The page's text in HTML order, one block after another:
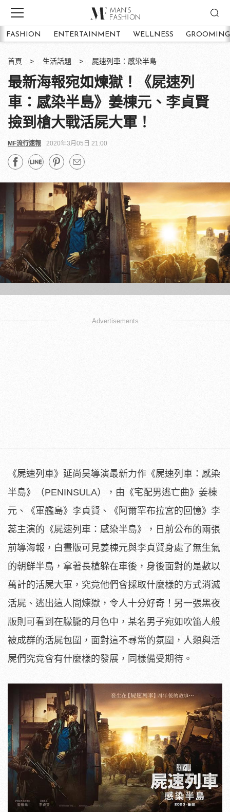
FASHION ENTERTAINMENT WELLNESS GROOMING
首頁 生活話題 屍速列車：感染半島
最新海報宛如煉獄！《屍速列
車：感染半島》姜棟元、李貞賢
撿到槍大戰活屍大軍！
MF流行速報 2020年3月05日 21:00
Advertisements
《屍速列車》延尚昊導演最新力作《屍速列車：感染
半島》（PENINSULA），由《宅配男逃亡曲》姜棟
元、《軍艦島》李貞賢、《阿爾罕布拉宮的回憶》李
蕊主演的《屍速列車：感染半島》，日前公布的兩張
前導海報，白晝版可見姜棟元與李貞賢身處了無生氣
的朝鮮半島，拿著長槍躲在車後，身後面對的是數以
萬計的活屍大軍，究竟他們會採取什麼樣的方式消滅
活屍、逃出這人間煉獄，令人十分好奇！另一張黑夜
版則可看到在朦朧的月色中，某名男子宛如吹笛人般
被成群的活屍包圍，面對這不尋常的氛圍，人類與活
屍們究竟會有什麼樣的發展，同樣備受期待。